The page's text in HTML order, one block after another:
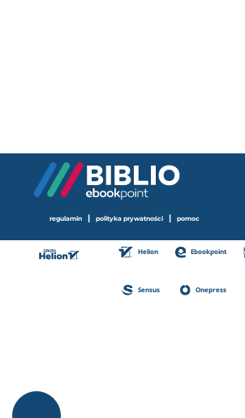
regulamin | polityka prywatności | pomoc
Helion Ebookpoint
Sensus Onepress